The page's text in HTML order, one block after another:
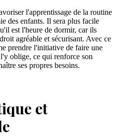
l'apprentissage de la routine
des enfants. Il sera plus facile
est l'heure de dormir, car ils
agréable et sécurisant. Avec ce
prendre l'initiative de faire une
oblige, ce qui renforce son
ses propres besoins.
et